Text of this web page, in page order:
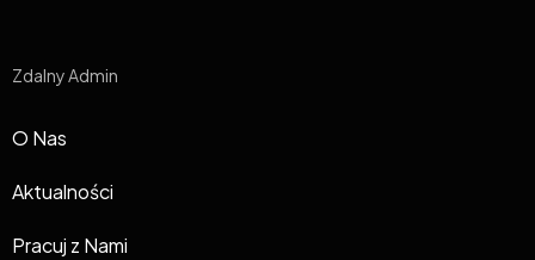
Zdalny Admin
O Nas
Aktualności
Pracuj z Nami